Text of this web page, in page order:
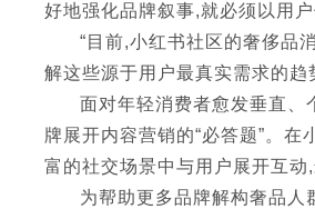
好地强化品牌叙事,就必须以用
“目前,小红书社区的奢侈品
解这些源于用户最真实需求的
面对年轻消费者愈发垂直、
牌展开内容营销的“必答题”。
富的社交场景中与用户展开互动
为帮助更多品牌解构奢品